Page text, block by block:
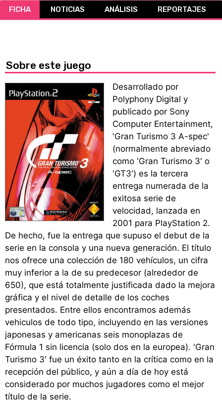
CÓMICS
FICHA NOTICIAS ANÁLISIS REPORTAJES
Sobre este juego
Desarrollado por
Polyphony Digital y
publicado por Sony
Computer Entertainment,
'Gran Turismo 3 A-spec'
(normalmente abreviado
como 'Gran Turismo 3' o
'GT3') es la tercera
entrega numerada de la
exitosa serie de
velocidad, lanzada en
2001 para PlayStation 2.
De hecho, fue la entrega que supuso el debut de la
serie en la consola y una nueva generación. El título
nos ofrece una colección de 180 vehículos, un cifra
muy inferior a la de su predecesor (alrededor de
650), que está totalmente justificada dado la mejora
gráfica y el nivel de detalle de los coches
presentados. Entre ellos encontramos además
vehiculos de todo tipo, incluyendo en las versiones
japonesas y americanas seis monoplazas de
Fórmula 1 sin licencia (solo dos en la europea). 'Gran
Turismo 3' fue un éxito tanto en la crítica como en la
recepción del público, y aún a día de hoy está
considerado por muchos jugadores como el mejor
título de la serie.